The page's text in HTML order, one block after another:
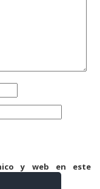
y web en este